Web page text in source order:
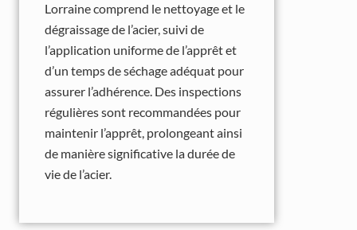
Lorraine comprend le nettoyage et le
dégraissage de l’acier, suivi de
l’application uniforme de l’apprêt et
d’un temps de séchage adéquat pour
assurer l’adhérence. Des inspections
régulières sont recommandées pour
maintenir l’apprêt, prolongeant ainsi
de manière significative la durée de
vie de l’acier.